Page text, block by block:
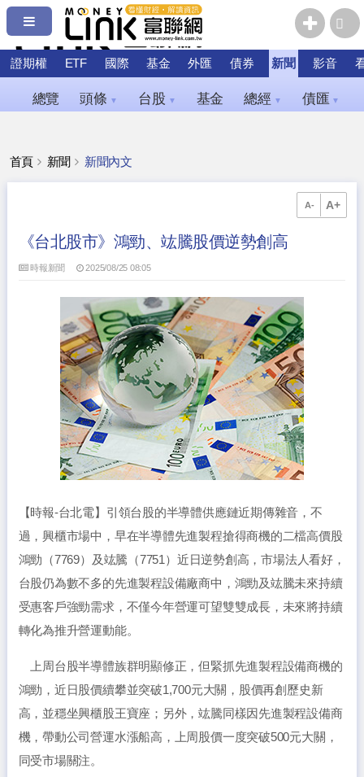
證期權 ETF 國際 基金 外匯 債券 新聞 影音
總覽 頭條 ▼ 台股 ▼ 基金 總經 ▼ 債匯 ▼
首頁 新聞 新聞內文
A- A+
《台北股市》鴻勁、竑騰股價逆勢創高
時報新聞 2025/08/25 08:05
【時報-台北電】引領台股的半導體供應鏈近期傳雜音，不
過，興櫃市場中，早在半導體先進製程搶得商機的二檔高價股
鴻勁（7769）及竑騰（7751）近日逆勢創高，市場法人看好，
台股仍為數不多的先進製程設備廠商中，鴻勁及竑騰未來持續
受惠客戶強勁需求，不僅今年營運可望雙雙成長，未來將持續
轉化為推升營運動能。
上周台股半導體族群明顯修正，但緊抓先進製程設備商機的
鴻勁，近日股價續攀並突破1,700元大關，股價再創歷史新
高，並穩坐興櫃股王寶座；另外，竑騰同樣因先進製程設備商
機，帶動公司營運水漲船高，上周股價一度突破500元大關，
同受市場關注。